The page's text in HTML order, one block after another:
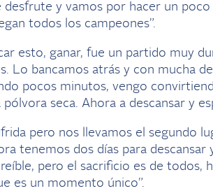
y vamos por hacer un
todos los campeones”.
esto, ganar, fue un partido muy
Lo bancamos atrás y con mucha
pocos minutos, vengo
seca. Ahora a descansar y
pero nos llevamos el segundo
tenemos dos días para descansar
pero el sacrificio es de todos,
es un momento único”.